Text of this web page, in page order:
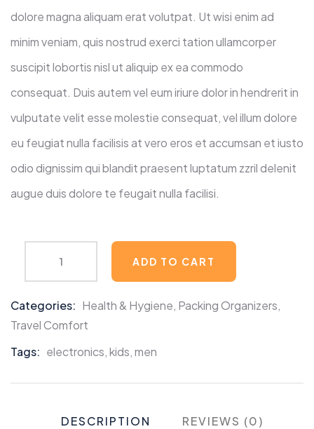
dolore magna aliquam erat volutpat. Ut wisi enim ad
minim veniam, quis nostrud exerci tation ullamcorper
suscipit lobortis nisl ut aliquip ex ea commodo
consequat. Duis autem vel eum iriure dolor in hendrerit in
vulputate velit esse molestie consequat, vel illum dolore
eu feugiat nulla facilisis at vero eros et accumsan et iusto
odio dignissim qui blandit praesent luptatum zzril delenit
augue duis dolore te feugait nulla facilisi.
ADD TO CART
Categories: Health & Hygiene, Packing Organizers,
Travel Comfort
Tags: electronics,kids,men
DESCRIPTION REVIEWS (0)